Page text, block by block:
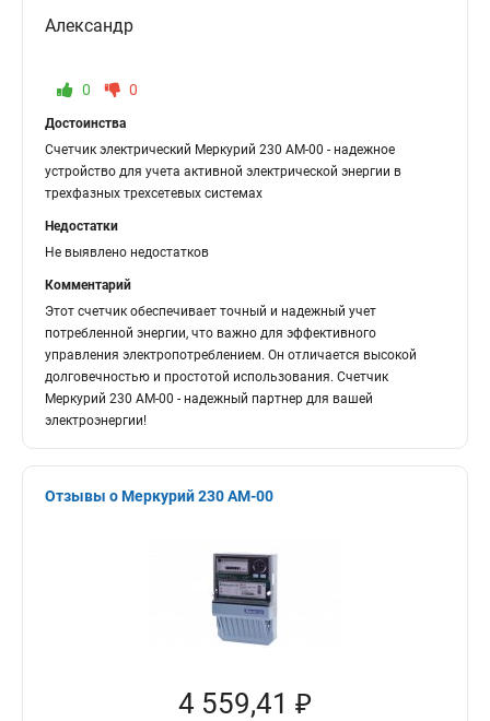
Александр
0 0
Достоинства
Счетчик электрический Меркурий 230 АМ-00 - надежное
устройство для учета активной электрической энергии в
трехфазных трехсетевых системах
Недостатки
Не выявлено недостатков
Комментарий
Этот счетчик обеспечивает точный и надежный учет
потребленной энергии, что важно для эффективного
управления электропотреблением. Он отличается высокой
долговечностью и простотой использования. Счетчик
Меркурий 230 АМ-00 - надежный партнер для вашей
электроэнергии!
Отзывы о Меркурий 230 АМ-00
4 559,41 ₽